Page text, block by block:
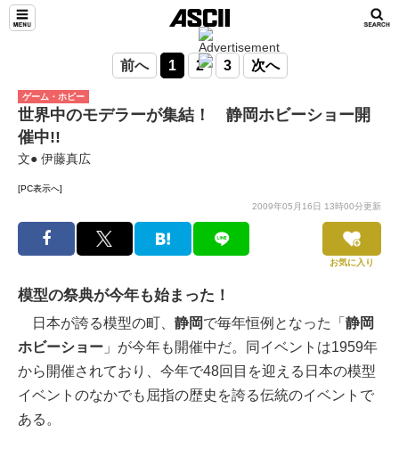
前へ 1 2 3 次へ
ゲーム・ホビー
世界中のモデラーが集結！ 静岡ホビーショー開
催中!!
文● 伊藤真広
[PC表示へ]
2009年05月16日 13時00分更新
お気に入り
模型の祭典が今年も始まった！
日本が誇る模型の町、 静岡で毎年恒例となった「 静岡
ホビーショー 」が今年も開催中だ。同イベントは1959年
から開催されており、今年で48回目を迎える日本の模型
イベントのなかでも屈指の歴史を誇る伝統のイベントで
ある。